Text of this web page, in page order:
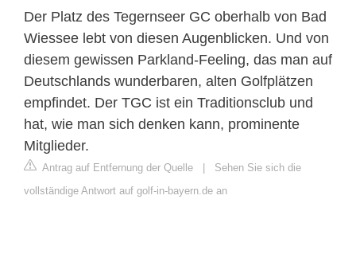
Der Platz des Tegernseer GC oberhalb von Bad
Wiessee lebt von diesen Augenblicken. Und von
diesem gewissen Parkland-Feeling, das man auf
Deutschlands wunderbaren, alten Golfplätzen
empfindet. Der TGC ist ein Traditionsclub und
hat, wie man sich denken kann, prominente
Mitglieder.
Antrag auf Entfernung der Quelle | Sehen Sie sich die
vollständige Antwort auf golf-in-bayern.de an